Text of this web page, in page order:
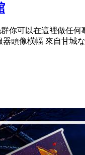
你可以在這裡做任何
頭像橫幅 來自甘城